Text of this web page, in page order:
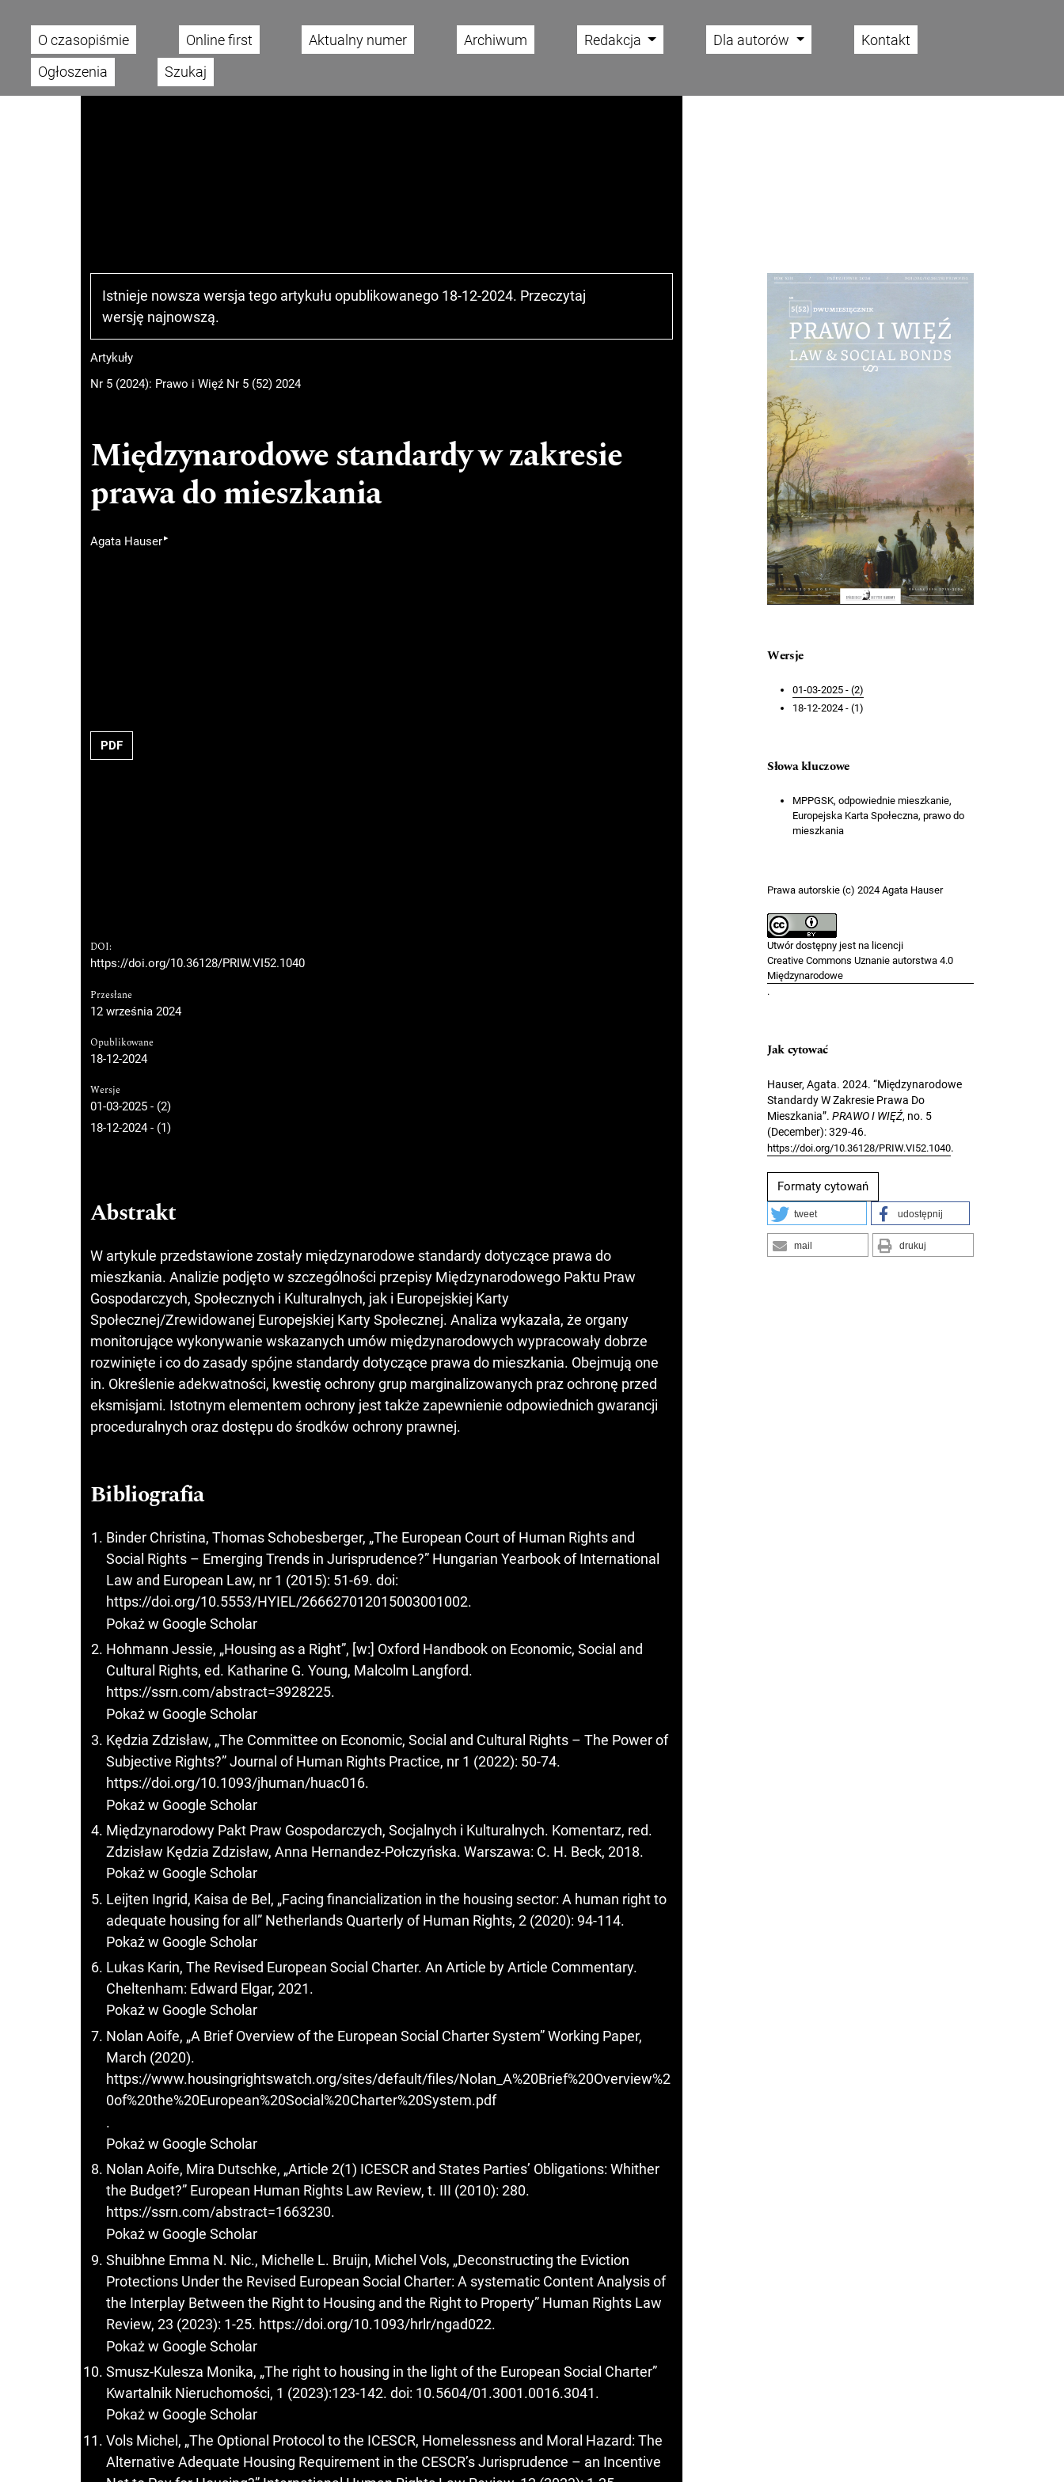
Main menu
O czasopiśmie Online first Aktualny numer Archiwum Redakcja Dla autorów
Kontakt
Ogłoszenia
Szukaj
Istnieje nowsza wersja tego artykułu opublikowanego 18-12-2024. Przeczytaj
wersję najnowszą.
Artykuły
Nr 5 (2024): Prawo i Więź Nr 5 (52) 2024
Międzynarodowe standardy w zakresie
prawa do mieszkania
Agata Hauser▸
PDF
DOI:
https://doi.org/10.36128/PRIW.VI52.1040
Przesłane
12 września 2024
Opublikowane
18-12-2024
Wersje
01-03-2025 - (2)
18-12-2024 - (1)
Abstrakt
W artykule przedstawione zostały międzynarodowe standardy dotyczące prawa do
mieszkania. Analizie podjęto w szczególności przepisy Międzynarodowego Paktu Praw
Gospodarczych, Społecznych i Kulturalnych, jak i Europejskiej Karty
Społecznej/Zrewidowanej Europejskiej Karty Społecznej. Analiza wykazała, że organy
monitorujące wykonywanie wskazanych umów międzynarodowych wypracowały dobrze
rozwinięte i co do zasady spójne standardy dotyczące prawa do mieszkania. Obejmują one
in. Określenie adekwatności, kwestię ochrony grup marginalizowanych praz ochronę przed
eksmisjami. Istotnym elementem ochrony jest także zapewnienie odpowiednich gwarancji
proceduralnych oraz dostępu do środków ochrony prawnej.
Bibliografia
Binder Christina, Thomas Schobesberger, „The European Court of Human Rights and
Social Rights – Emerging Trends in Jurisprudence?” Hungarian Yearbook of International
Law and European Law, nr 1 (2015): 51-69. doi:
https://doi.org/10.5553/HYIEL/266627012015003001002.
Pokaż w Google Scholar
Hohmann Jessie, „Housing as a Right”, [w:] Oxford Handbook on Economic, Social and
Cultural Rights, ed. Katharine G. Young, Malcolm Langford.
https://ssrn.com/abstract=3928225.
Pokaż w Google Scholar
Kędzia Zdzisław, „The Committee on Economic, Social and Cultural Rights – The Power of
Subjective Rights?” Journal of Human Rights Practice, nr 1 (2022): 50-74.
https://doi.org/10.1093/jhuman/huac016.
Pokaż w Google Scholar
Międzynarodowy Pakt Praw Gospodarczych, Socjalnych i Kulturalnych. Komentarz, red.
Zdzisław Kędzia Zdzisław, Anna Hernandez-Połczyńska. Warszawa: C. H. Beck, 2018.
Pokaż w Google Scholar
Leijten Ingrid, Kaisa de Bel, „Facing financialization in the housing sector: A human right to
adequate housing for all” Netherlands Quarterly of Human Rights, 2 (2020): 94-114.
Pokaż w Google Scholar
Lukas Karin, The Revised European Social Charter. An Article by Article Commentary.
Cheltenham: Edward Elgar, 2021.
Pokaż w Google Scholar
Nolan Aoife, „A Brief Overview of the European Social Charter System” Working Paper,
March (2020).
https://www.housingrightswatch.org/sites/default/files/Nolan_A%20Brief%20Overview%2
0of%20the%20European%20Social%20Charter%20System.pdf
.
Pokaż w Google Scholar
Nolan Aoife, Mira Dutschke, „Article 2(1) ICESCR and States Parties’ Obligations: Whither
the Budget?” European Human Rights Law Review, t. III (2010): 280.
https://ssrn.com/abstract=1663230.
Pokaż w Google Scholar
Shuibhne Emma N. Nic., Michelle L. Bruijn, Michel Vols, „Deconstructing the Eviction
Protections Under the Revised European Social Charter: A systematic Content Analysis of
the Interplay Between the Right to Housing and the Right to Property” Human Rights Law
Review, 23 (2023): 1-25. https://doi.org/10.1093/hrlr/ngad022.
Pokaż w Google Scholar
Smusz-Kulesza Monika, „The right to housing in the light of the European Social Charter”
Kwartalnik Nieruchomości, 1 (2023):123-142. doi: 10.5604/01.3001.0016.3041.
Pokaż w Google Scholar
Vols Michel, „The Optional Protocol to the ICESCR, Homelessness and Moral Hazard: The
Alternative Adequate Housing Requirement in the CESCR’s Jurisprudence – an Incentive
Cover image
Wersje
01-03-2025 - (2)
18-12-2024 - (1)
Słowa kluczowe
MPPGSK, odpowiednie mieszkanie,
Europejska Karta Społeczna, prawo do
mieszkania
Prawa autorskie (c) 2024 Agata Hauser
Utwór dostępny jest na licencji
Creative Commons Uznanie autorstwa 4.0
Międzynarodowe
.
Jak cytować
Hauser, Agata. 2024. “Międzynarodowe
Standardy W Zakresie Prawa Do
Mieszkania”. PRAWO I WIĘŹ, no. 5
(December): 329-46.
https://doi.org/10.36128/PRIW.VI52.1040.
Formaty cytowań
tweet udostępnij
mail drukuj